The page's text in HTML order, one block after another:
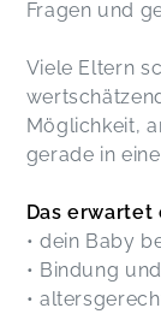
Fragen und
Viele Eltern
Möglichkeit,
gerade in
Das erwartet
• dein Baby
• Bindung
•